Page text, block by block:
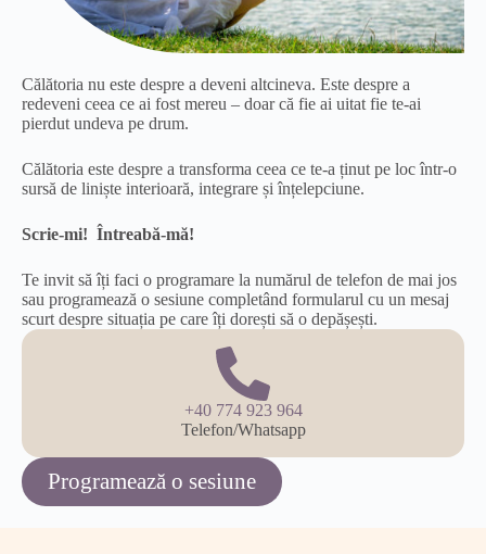
Călătoria nu este despre a deveni altcineva. Este despre a
redeveni ceea ce ai fost mereu – doar că fie ai uitat fie te-ai
pierdut undeva pe drum.
Călătoria este despre a transforma ceea ce te-a ținut pe loc într-o
sursă de liniște interioară, integrare și înțelepciune.
Scrie-mi! Întreabă-mă!
Te invit să îți faci o programare la numărul de telefon de mai jos
sau programează o sesiune completând formularul cu un mesaj
scurt despre situația pe care îți dorești să o depășești.
+40 774 923 964
Telefon/Whatsapp
Programează o sesiune